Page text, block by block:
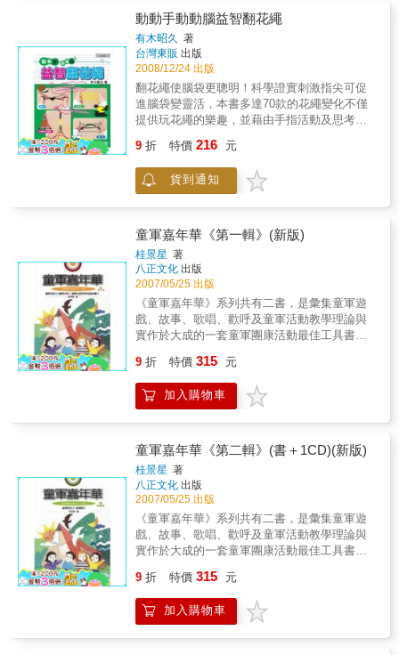
動動手動動腦益智翻花繩
有木昭久 著
台灣東販 出版
2008/12/24 出版
翻花繩使腦袋更聰明！科學證實刺激指尖可促
進腦袋變靈活，本書多達70款的花繩變化不僅
提供玩花繩的樂趣，並藉由手指活動及思考，
操作如掃把、松葉、富士山、蝸牛，以及難度
進階的螃蟹、網子、烏龜、飛機等。還有兩人
或多人合作的東京鐵塔、擣米樁、蜘蛛網。更
光玩花繩還不滿足，那就變個魔術，用手指將
繩子轉幾個圈，就變成會上升下降的電梯，再
繞幾圈，這回是在爬樹的人。另介紹世界的翻
花繩潮流，與用橡皮筋也能玩的花招。翻花繩
款式之豐富、材料之簡單，是不分年齡、人人
皆適宜的變聰明運動。
9 折 特價 216 元
貨到通知
童軍嘉年華《第一輯》(新版)
桂景星 著
八正文化 出版
2007/05/25 出版
《童軍嘉年華》系列共有二書，是彙集童軍遊
戲、故事、歌唱、歡呼及童軍活動教學理論與
實作於大成的一套童軍團康活動最佳工具書。
事」為介紹主軸，其中，「童軍遊戲」共分為
「暖溫解凍遊戲」、「競賽接力遊戲」、「分
組對抗遊戲」、「技能進程遊戲」、「感覺統
動教學理論與實作」共八講。第二輯分別介紹
「童軍歌曲」及「童軍歡呼」二大類，彙錄整
理計有「歌曲」八項共五百三十一首，「童軍
歡呼」共有五項一百零三則；其文洋洋灑灑，
恰能建構童子軍活動在康樂領域的嘉年華樂
園，俾使童軍伙伴們徜徉在童子軍快樂學習的
情境中成長茁壯。作者桂景星憑藉其多年涉獵
童軍活動及領導團務工作之經驗心得，在經過
歸納整理之後，深入淺出地寫了這套書；正可
做為輕鬆開懷遊戲歌唱的參考資料。
9 折 特價 315 元
加入購物車
童軍嘉年華《第二輯》(書＋1CD)(新版)
桂景星 著
八正文化 出版
2007/05/25 出版
《童軍嘉年華》系列共有二書，是彙集童軍遊
戲、故事、歌唱、歡呼及童軍活動教學理論與
實作於大成的一套童軍團康活動最佳工具書。
事」為介紹主軸，其中，「童軍遊戲」共分為
「暖溫解凍遊戲」、「競賽接力遊戲」、「分
組對抗遊戲」、「技能進程遊戲」、「感覺統
9 折 特價 315 元
加入購物車